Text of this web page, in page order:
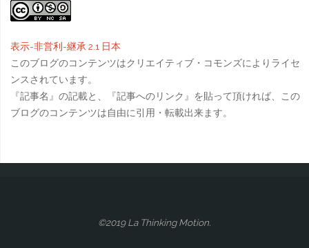
表示-非営利-継承 2.1 日本
このブログのコンテンツはクリエイティブ・コモンズによりライセ
ンスされています。
『記事名』の記載と、『記事へのリンク』を貼って頂ければ、この
ブログのコンテンツは自由に引用・転載出来ます。
©2019 La Thinking Motion.